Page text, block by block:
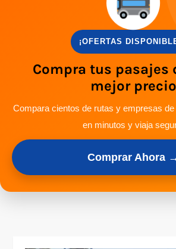
¡OFERTAS
Compra tus pasajes
mejor precio
Compara cientos de rutas y empresas
en minutos y viaja
Comprar Ahora